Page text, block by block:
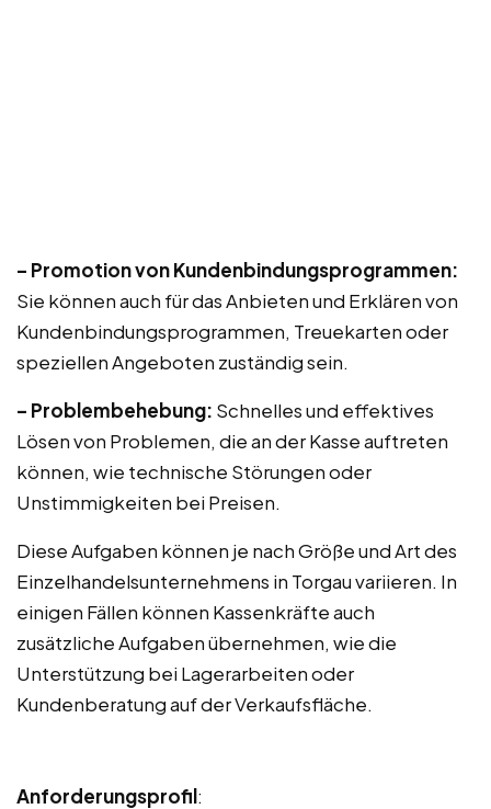
– Promotion von Kundenbindungsprogrammen:
Sie können auch für das Anbieten und Erklären von
Kundenbindungsprogrammen, Treuekarten oder
speziellen Angeboten zuständig sein.
– Problembehebung: Schnelles und effektives
Lösen von Problemen, die an der Kasse auftreten
können, wie technische Störungen oder
Unstimmigkeiten bei Preisen.
Diese Aufgaben können je nach Größe und Art des
Einzelhandelsunternehmens in Torgau variieren. In
einigen Fällen können Kassenkräfte auch
zusätzliche Aufgaben übernehmen, wie die
Unterstützung bei Lagerarbeiten oder
Kundenberatung auf der Verkaufsfläche.
Anforderungsprofil: